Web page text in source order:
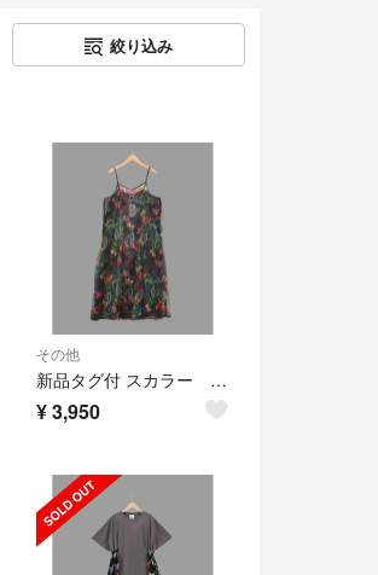
絞り込み
その他
新品タグ付 スカラー 162719：3柄展開 ボイルガーゼシアーワンピ
¥3,950